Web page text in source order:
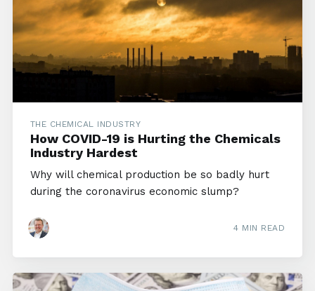
THE CHEMICAL INDUSTRY
How COVID-19 is Hurting the Chemicals
Industry Hardest
Why will chemical production be so badly hurt
during the coronavirus economic slump?
4 MIN READ